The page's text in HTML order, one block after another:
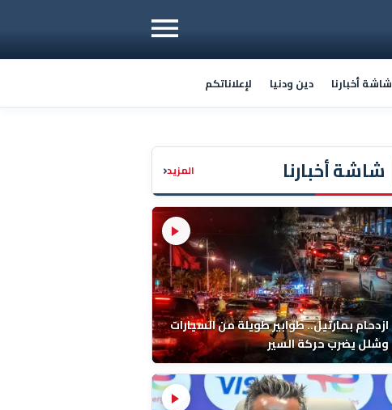
شاشة أخبارنا دين ودنيا لإعلاناتكم
شاشة أخبارنا المزيد‹
ازدحام بمارتيل.. طوابير طويلة من السيارات
وشلل يضرب حركة السير